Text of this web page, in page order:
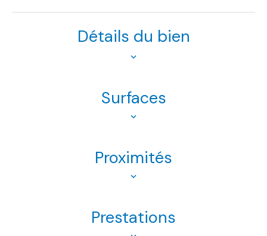
Détails du bien
Surfaces
Proximités
Prestations